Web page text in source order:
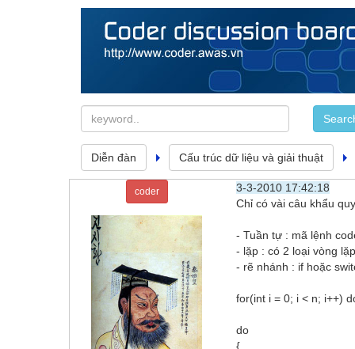
Diễn đàn Cấu trúc dữ liệu và giải thuật
coder
3-3-2010 17:42:18
Chỉ có vài câu khẩu
- Tuần tự : mã lệnh
- lặp : có 2 loại vòng
- rẽ nhánh : if hoặc
for(int i = 0; i < n; i++)
do
{